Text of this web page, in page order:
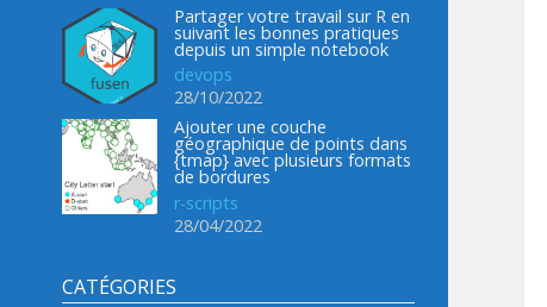
Partager votre travail sur R en
suivant les bonnes pratiques
depuis un simple notebook
devops
28/10/2022
Ajouter une couche
géographique de points dans
{tmap} avec plusieurs formats
de bordures
r-scripts
28/04/2022
CATÉGORIES